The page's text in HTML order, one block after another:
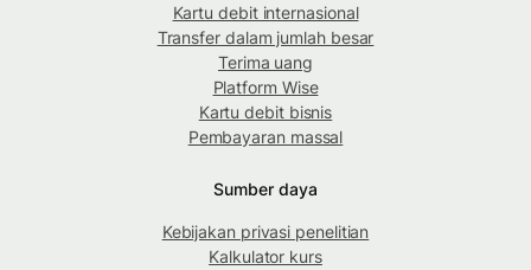
Kartu debit internasional
Transfer dalam jumlah besar
Terima uang
Platform Wise
Kartu debit bisnis
Pembayaran massal
Sumber daya
Kebijakan privasi penelitian
Kalkulator kurs